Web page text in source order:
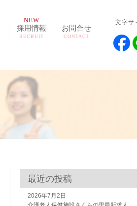
文字サ
採用情報
RECRUIT
NEW
お問合せ
CONTACT
最近の投稿
2026年7月2日